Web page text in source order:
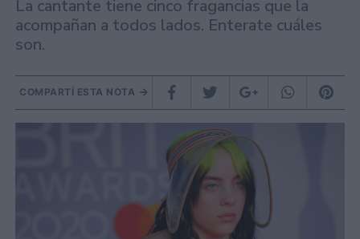
La cantante tiene cinco fragancias que la
acompañan a todos lados. Enterate cuáles
son.
COMPARTÍ ESTA NOTA